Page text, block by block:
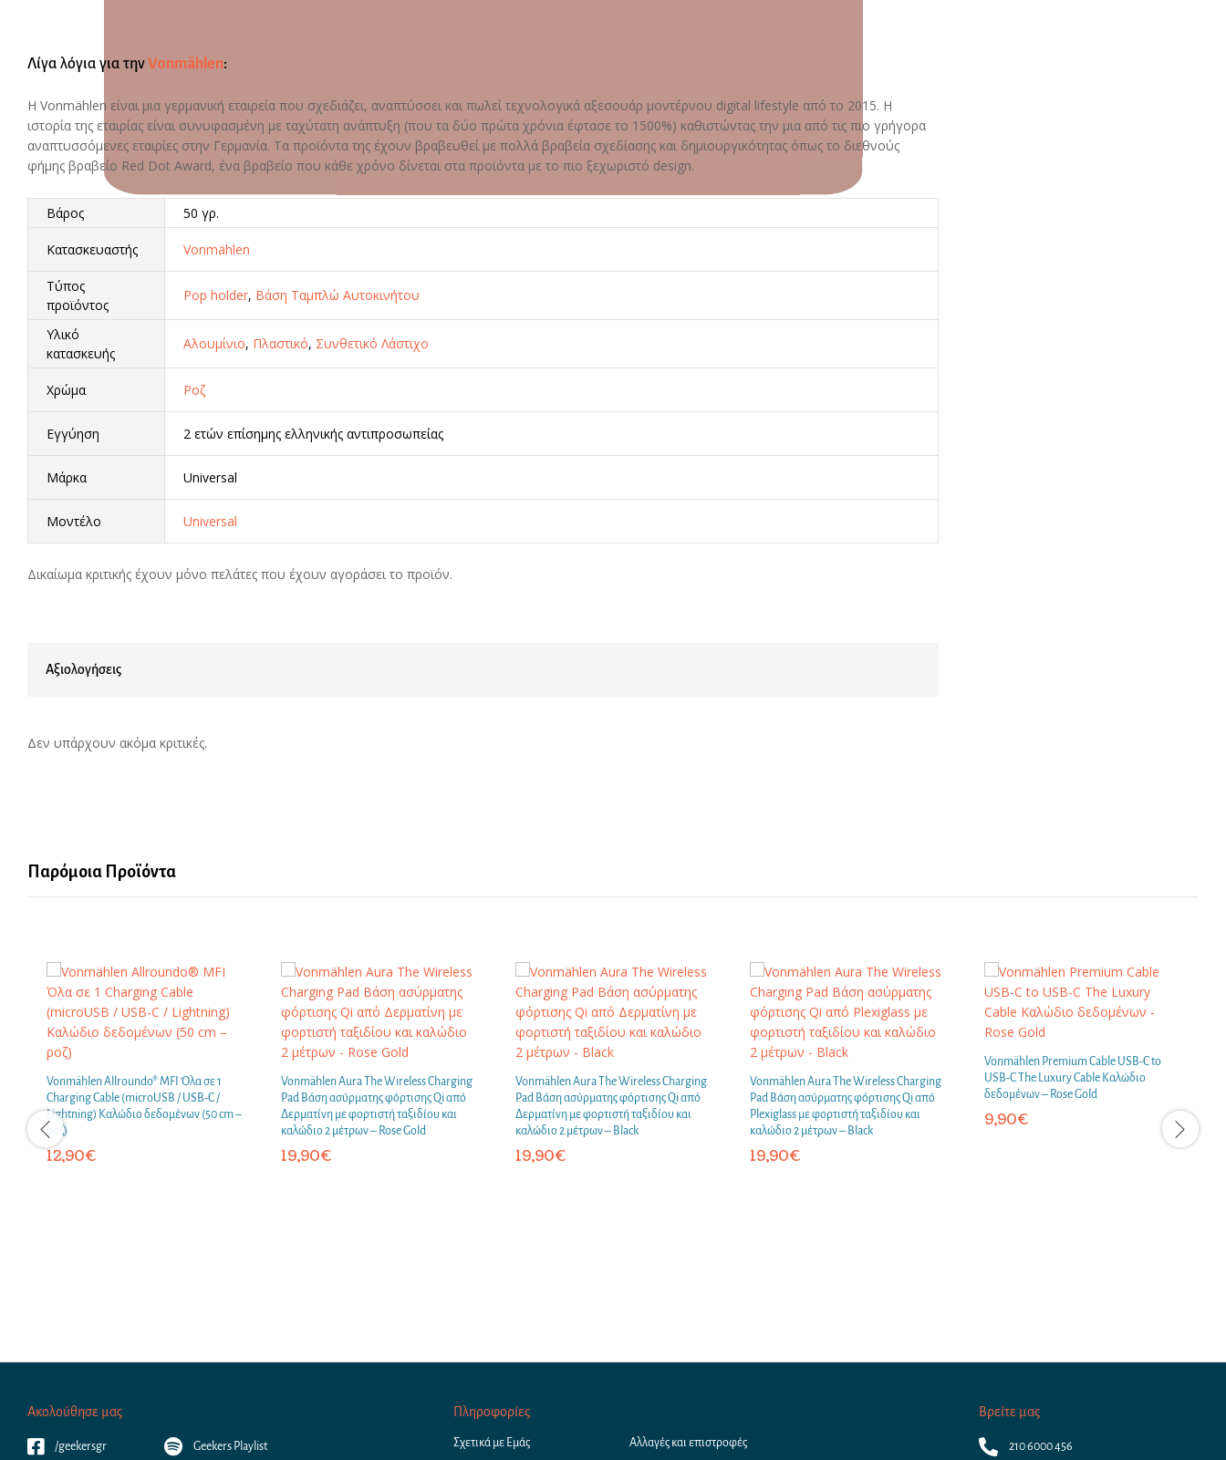
Λίγα λόγια για τηνVonmählen:
H Vonmählen είναι μια γερμανική εταιρεία που σχεδιάζει, αναπτύσσει και πωλεί τεχνολογικά αξεσουάρ μοντέρνου digital lifestyle από το 2015. Η
ιστορία της εταιρίας είναι συνυφασμένη με ταχύτατη ανάπτυξη (που τα δύο πρώτα χρόνια έφτασε το 1500%) καθιστώντας την μια από τις πιο γρήγορα
αναπτυσσόμενες εταιρίες στην Γερμανία. Τα προϊόντα της έχουν βραβευθεί με πολλά βραβεία σχεδίασης και δημιουργικότητας όπως το διεθνούς
φήμης βραβείο Red Dot Award, ένα βραβείο που κάθε χρόνο δίνεται στα προϊόντα με το πιο ξεχωριστό design.
Βάρος 50 γρ.
Κατασκευαστής Vonmählen
Τύπος
προϊόντος
Pop holder, Βάση Ταμπλώ Αυτοκινήτου
Υλικό
κατασκευής
Αλουμίνιο, Πλαστικό, Συνθετικό Λάστιχο
Χρώμα Ροζ
Εγγύηση 2 ετών επίσημης ελληνικής αντιπροσωπείας
Μάρκα Universal
Μοντέλο Universal
Δικαίωμα κριτικής έχουν μόνο πελάτες που έχουν αγοράσει το προϊόν.
Αξιολογήσεις
Δεν υπάρχουν ακόμα κριτικές.
Παρόμοια Προϊόντα
Vonmählen Allroundo® MFI Όλα σε 1
Charging Cable (microUSB / USB-C /
Lightning) Καλώδιο δεδομένων (50 cm –
ροζ)
12,90€
Vonmählen Aura The Wireless Charging
Pad Βάση ασύρματης φόρτισης Qi από
Δερματίνη με φορτιστή ταξιδίου και
καλώδιο 2 μέτρων – Rose Gold
19,90€
Vonmählen Aura The Wireless Charging
Pad Βάση ασύρματης φόρτισης Qi από
Δερματίνη με φορτιστή ταξιδίου και
καλώδιο 2 μέτρων – Black
19,90€
Vonmählen Aura The Wireless Charging
Pad Βάση ασύρματης φόρτισης Qi από
Plexiglass με φορτιστή ταξιδίου και
καλώδιο 2 μέτρων – Black
19,90€
Vonmählen Premium Cable USB-C to
USB-C The Luxury Cable Καλώδιο
δεδομένων – Rose Gold
9,90€
Ακολούθησε μας
/geekersgr Geekers Playlist
Πληροφορίες
Σχετικά με Εμάς Αλλαγές και επιστροφές
Βρείτε μας
210 6000 456